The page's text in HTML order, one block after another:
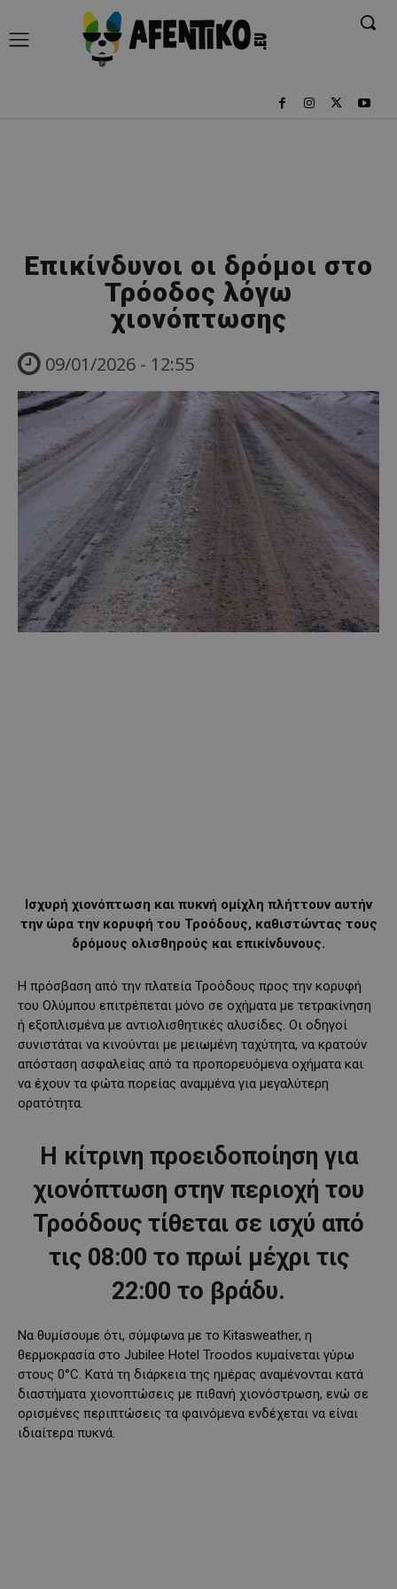
Επικίνδυνοι οι δρόμοι στο
Τρόοδος λόγω
χιονόπτωσης
09/01/2026 - 12:55
Ισχυρή χιονόπτωση και πυκνή ομίχλη πλήττουν αυτήν
την ώρα την κορυφή του Τροόδους, καθιστώντας τους
δρόμους ολισθηρούς και επικίνδυνους.
Η πρόσβαση από την πλατεία Τροόδους προς την κορυφή
του Ολύμπου επιτρέπεται μόνο σε οχήματα με τετρακίνηση
ή εξοπλισμένα με αντιολισθητικές αλυσίδες. Οι οδηγοί
συνιστάται να κινούνται με μειωμένη ταχύτητα, να κρατούν
απόσταση ασφαλείας από τα προπορευόμενα οχήματα και
να έχουν τα φώτα πορείας αναμμένα για μεγαλύτερη
ορατότητα.
Η κίτρινη προειδοποίηση για
χιονόπτωση στην περιοχή του
Τροόδους τίθεται σε ισχύ από
τις 08:00 το πρωί μέχρι τις
22:00 το βράδυ.
Να θυμίσουμε ότι, σύμφωνα με το Kitasweather, η
θερμοκρασία στο Jubilee Hotel Troodos κυμαίνεται γύρω
στους 0°C. Κατά τη διάρκεια της ημέρας αναμένονται κατά
διαστήματα χιονοπτώσεις με πιθανή χιονόστρωση, ενώ σε
ορισμένες περιπτώσεις τα φαινόμενα ενδέχεται να είναι
ιδιαίτερα πυκνά.